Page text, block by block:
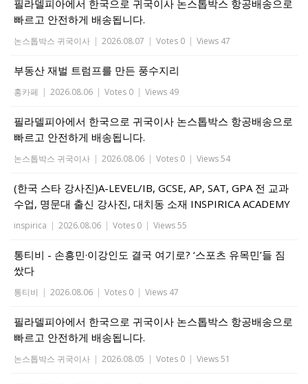
필라델피아에서 한국으로 귀국이사 논스톱박스 항공배송으로
빠르고 안전하게 배송됩니다.
논스톱박스 귀국이사 | 2026.08.07 | Votes 0 | Views 47
부동산 재벌 트럼프를 만든 풍수지리
홍카페 | 2026.08.06 | Votes 0 | Views 49
필라델피아에서 한국으로 귀국이사 논스톱박스 항공배송으로
빠르고 안전하게 배송됩니다.
논스톱박스 귀국이사 | 2026.08.06 | Votes 0 | Views 54
(한국 스타 강사진)A-LEVEL/IB, GCSE, AP, SAT, GPA 전 교과
수업, 명문대 출신 강사진, 대치동 소재 INSPIRICA ACADEMY
inspirica | 2026.08.06 | Votes 0 | Views 55
통티비 - 손흥민·이강인도 결국 여기로? ‘스포츠 유목민’들 짐
쌌다
통티비 | 2026.08.06 | Votes 0 | Views 47
필라델피아에서 한국으로 귀국이사 논스톱박스 항공배송으로
빠르고 안전하게 배송됩니다.
논스톱박스 귀국이사 | 2026.08.05 | Votes 0 | Views 51